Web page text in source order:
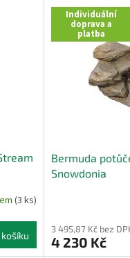
(3 ks)
košíku
Individuální
doprava a
platba
Bermuda
Snowdonia
3 495,87 Kč bez
4 230 Kč